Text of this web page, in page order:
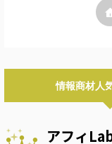
情報商材人
アフィ